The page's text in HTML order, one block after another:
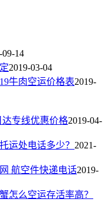
09-14
2019-03-04
牛肉空运价格表2019-
达专线优惠价格2019-04-
运处电话多少？ 2021-
航空件快递电话2019-
怎么空运存活率高？